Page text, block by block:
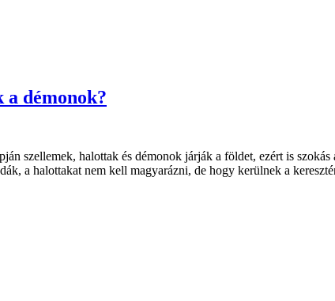
démonok?
szellemek, halottak és démonok járják a földet, ezért is
a halottakat nem kell magyarázni, de hogy kerülnek a